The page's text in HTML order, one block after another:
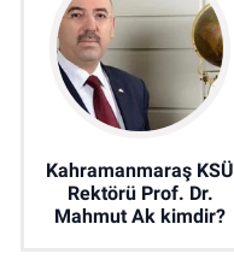
Kahramanmaraş KSÜ
Rektörü Prof. Dr.
Mahmut Ak kimdir?